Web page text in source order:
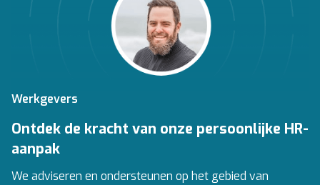
Werkgevers
Ontdek de kracht van onze persoonlijke HR-
aanpak
We adviseren en ondersteunen op het gebied van